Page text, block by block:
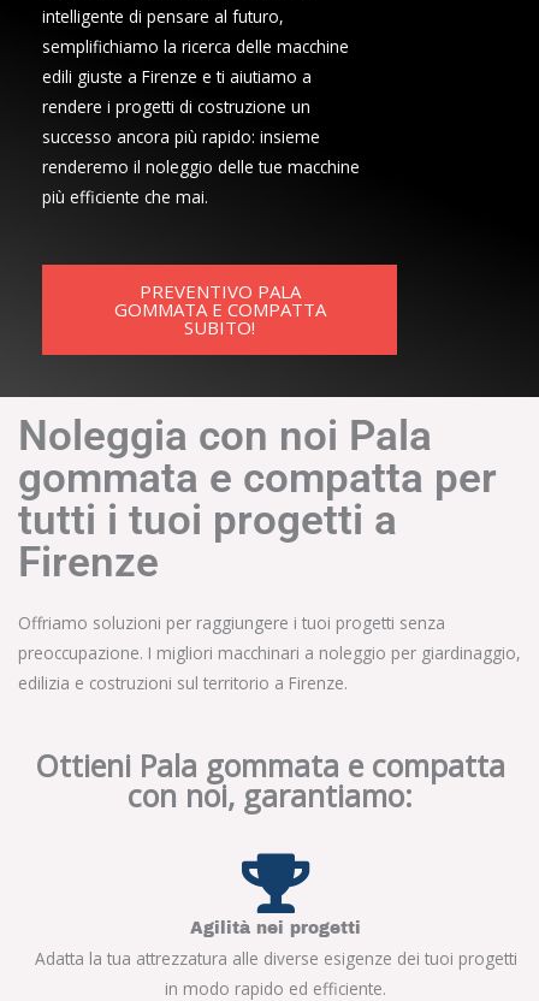
intelligente di pensare al futuro,
semplifichiamo la ricerca delle macchine
edili giuste a Firenze e ti aiutiamo a
rendere i progetti di costruzione un
successo ancora più rapido: insieme
renderemo il noleggio delle tue macchine
più efficiente che mai.
PREVENTIVO PALA
GOMMATA E COMPATTA
SUBITO!
Noleggia con noi Pala
gommata e compatta per
tutti i tuoi progetti a
Firenze
Offriamo soluzioni per raggiungere i tuoi progetti senza
preoccupazione. I migliori macchinari a noleggio per giardinaggio,
edilizia e costruzioni sul territorio a Firenze.
Ottieni Pala gommata e compatta
con noi, garantiamo:
Agilità nei progetti
Adatta la tua attrezzatura alle diverse esigenze dei tuoi progetti
in modo rapido ed efficiente.